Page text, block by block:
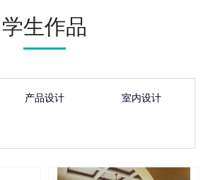
学生作品
产品设计 室内设计